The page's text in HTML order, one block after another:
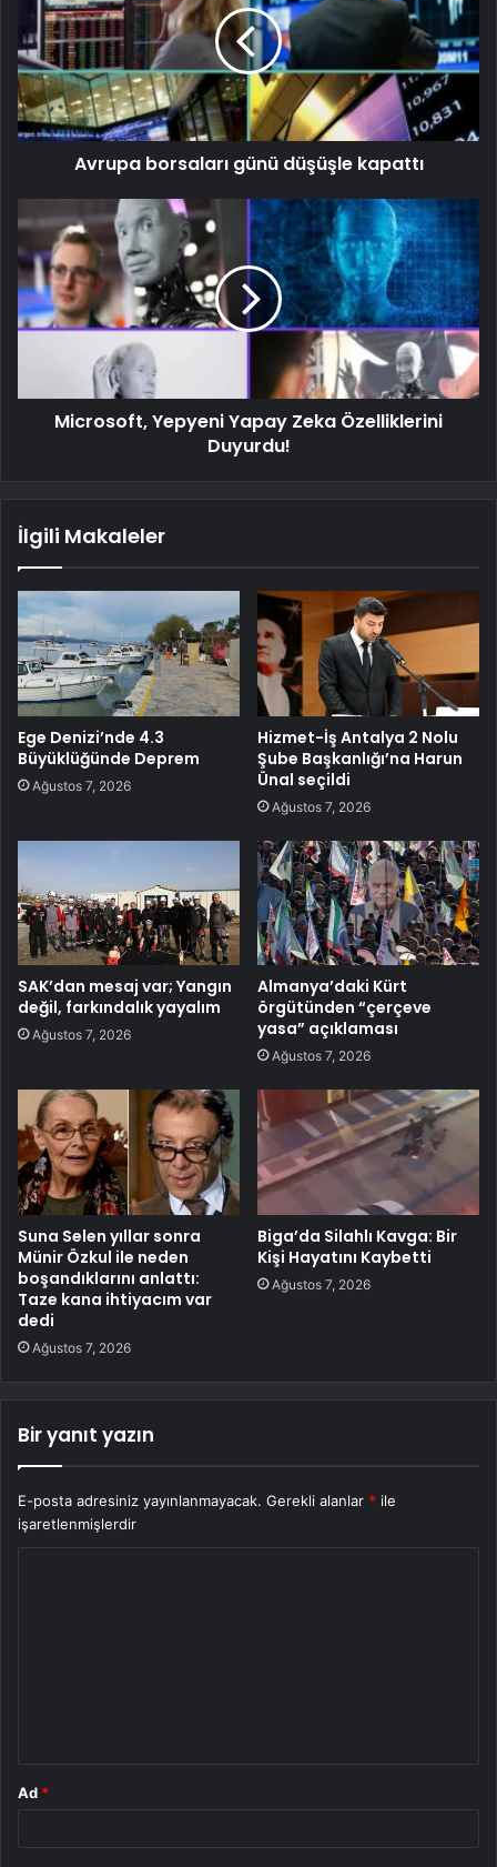
Avrupa borsaları günü düşüşle kapattı
Microsoft, Yepyeni Yapay Zeka Özelliklerini
Duyurdu!
İlgili Makaleler
Ege Denizi’nde 4.3
Büyüklüğünde Deprem
Ağustos 7, 2026
Hizmet-İş Antalya 2 Nolu
Şube Başkanlığı’na Harun
Ünal seçildi
Ağustos 7, 2026
SAK’dan mesaj var; Yangın
değil, farkındalık yayalım
Ağustos 7, 2026
Almanya’daki Kürt
örgütünden “çerçeve
yasa” açıklaması
Ağustos 7, 2026
Suna Selen yıllar sonra
Münir Özkul ile neden
boşandıklarını anlattı:
Taze kana ihtiyacım var
dedi
Ağustos 7, 2026
Biga’da Silahlı Kavga: Bir
Kişi Hayatını Kaybetti
Ağustos 7, 2026
Bir yanıt yazın
E-posta adresiniz yayınlanmayacak. Gerekli alanlar * ile
işaretlenmişlerdir
Ad *